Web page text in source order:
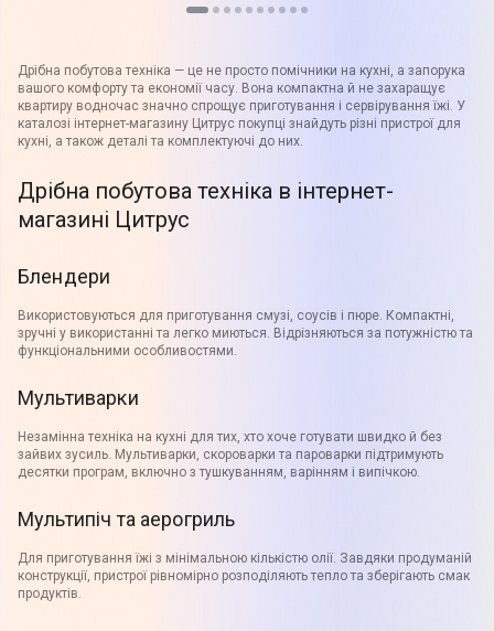
Дрібна побутова техніка — це не просто помічники на кухні, а запорука
вашого комфорту та економії часу. Вона компактна й не захаращує
квартиру водночас значно спрощує приготування і сервірування їжі. У
каталозі інтернет-магазину Цитрус покупці знайдуть різні пристрої для
кухні, а також деталі та комплектуючі до них.
Дрібна побутова техніка в інтернет-
магазині Цитрус
Блендери
Використовуються для приготування смузі, соусів і пюре. Компактні,
зручні у використанні та легко миються. Відрізняються за потужністю та
функціональними особливостями.
Мультиварки
Незамінна техніка на кухні для тих, хто хоче готувати швидко й без
зайвих зусиль. Мультиварки, скороварки та пароварки підтримують
десятки програм, включно з тушкуванням, варінням і випічкою.
Мультипіч та аерогриль
Для приготування їжі з мінімальною кількістю олії. Завдяки продуманій
конструкції, пристрої рівномірно розподіляють тепло та зберігають смак
продуктів.